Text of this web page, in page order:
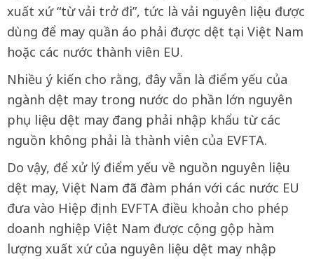
xuất xứ “từ vải trở đi”, tức là vải nguyên liệu được
dùng để may quần áo phải được dệt tại Việt Nam
hoặc các nước thành viên EU.
Nhiều ý kiến cho rằng, đây vẫn là điểm yếu của
ngành dệt may trong nước do phần lớn nguyên
phụ liệu dệt may đang phải nhập khẩu từ các
nguồn không phải là thành viên của EVFTA.
Do vậy, để xử lý điểm yếu về nguồn nguyên liệu
dệt may, Việt Nam đã đàm phán với các nước EU
đưa vào Hiệp định EVFTA điều khoản cho phép
doanh nghiệp Việt Nam được cộng gộp hàm
lượng xuất xứ của nguyên liệu dệt may nhập